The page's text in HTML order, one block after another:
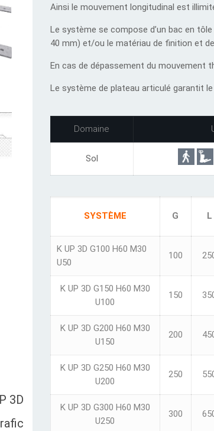
3D
Ainsi le mouvement longitudinal est
Le système se compose d’un bac en
40 mm) et/ou le matériau de finition et
En cas de dépassement du mouvement
Le système de plateau articulé garantit
Domaine
Sol
SYSTÈME G L
K UP 3D G100 H60 M30
U50
100
K UP 3D G150 H60 M30
U100
150
K UP 3D G200 H60 M30
U150
200
K UP 3D G250 H60 M30
U200
250
K UP 3D G300 H60 M30
U250
300